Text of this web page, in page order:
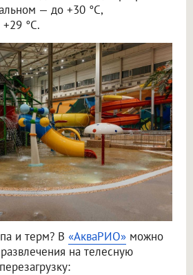
— до +30 °C,
°C.
и терм? В «АкваРИО» можно
на телесную